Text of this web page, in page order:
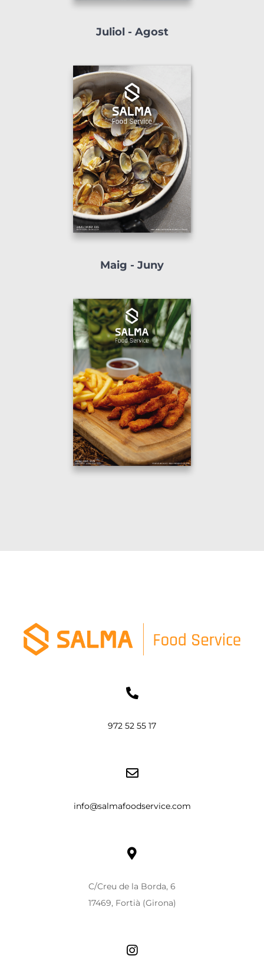
Juliol - Agost
Maig - Juny
972 52 55 17
info@salmafoodservice.com
C/Creu de la Borda, 6
17469, Fortià (Girona)